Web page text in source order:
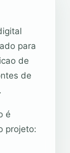
para
de
de
é
projeto: